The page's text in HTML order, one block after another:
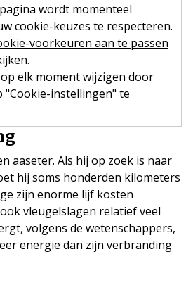
wordt momenteel
cookie-keuzes te respecteren.
voorkeuren aan te passen
elk moment wijzigen door
"Cookie-instellingen" te
aaseter. Als hij op zoek is naar
hij soms honderden kilometers
zijn enorme lijf kosten
vleugelslagen relatief veel
volgens de wetenschappers,
energie dan zijn verbranding